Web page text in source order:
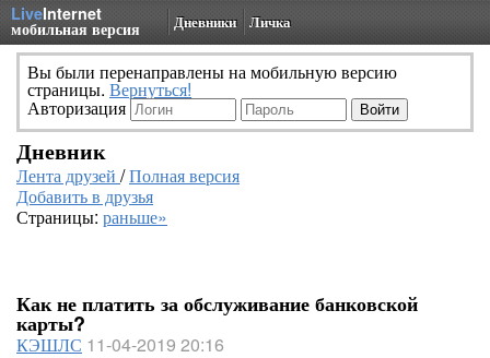
LiveInternet
мобильная версия Дневники Личка
Вы были перенаправлены на мобильную версию
страницы. Вернуться!
Авторизация
Дневник
Лента друзей /Полная версия
Добавить в друзья
Страницы: раньше»
Как не платить за обслуживание банковской
карты?
КЭШЛС 11-04-2019 20:16